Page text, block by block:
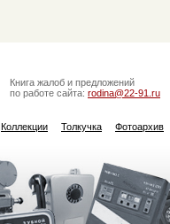
Книга жалоб и предложений
по работе сайта: rodina@22-91.ru
Коллекции Толкучка Фотоархив